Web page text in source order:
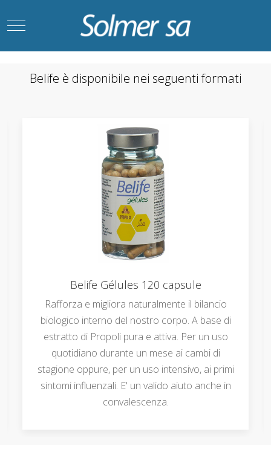
Mobile Menu Toggle
Belife è disponibile nei seguenti formati
Belife Gélules 120 capsule
Rafforza e migliora naturalmente il bilancio
biologico interno del nostro corpo. A base di
estratto di Propoli pura e attiva. Per un uso
quotidiano durante un mese ai cambi di
stagione oppure, per un uso intensivo, ai primi
sintomi influenzali. E' un valido aiuto anche in
convalescenza.